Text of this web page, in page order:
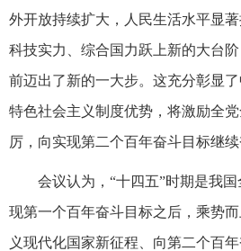
外开放持续扩大，人民生活水平显著
科技实力、综合国力跃上新的大台
前迈出了新的一大步。这充分彰显
特色社会主义制度优势，将激励全
厉，向实现第二个百年奋斗目标继续
会议认为，“十四五”时期是我
现第一个百年奋斗目标之后，乘势
义现代化国家新征程、向第二个百